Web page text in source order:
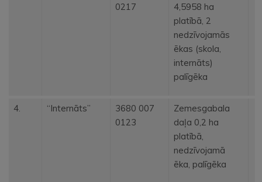
0217
4,5958 ha
platībā, 2
nedzīvojamās
ēkas (skola,
internāts)
palīgēka
4. “Internāts”
3680 007
0123
Zemesgabala
daļa 0,2 ha
platībā,
nedzīvojamā
ēka, palīgēka